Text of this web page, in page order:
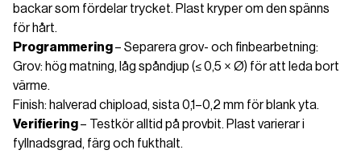
backar som fördelar trycket. Plast kryper om den spänns
för hårt.
Programmering– Separera grov- och finbearbetning:
Grov: hög matning, låg spåndjup (≤ 0,5 × Ø) för att leda bort
värme.
Finish: halverad chipload, sista 0,1–0,2 mm för blank yta.
Verifiering– Testkör alltid på provbit. Plast varierar i
fyllnadsgrad, färg och fukthalt.